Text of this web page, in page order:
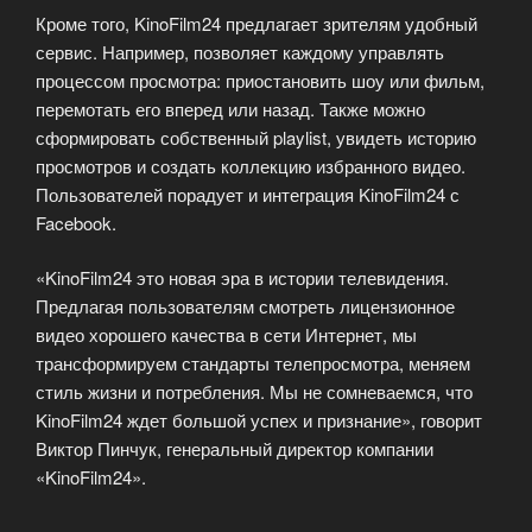
Кроме того, KinoFilm24 предлагает зрителям удобный
сервис. Например, позволяет каждому управлять
процессом просмотра: приостановить шоу или фильм,
перемотать его вперед или назад. Также можно
сформировать собственный playlist, увидеть историю
просмотров и создать коллекцию избранного видео.
Пользователей порадует и интеграция KinoFilm24 с
Facebook.
«KinoFilm24 это новая эра в истории телевидения.
Предлагая пользователям смотреть лицензионное
видео хорошего качества в сети Интернет, мы
трансформируем стандарты телепросмотра, меняем
стиль жизни и потребления. Мы не сомневаемся, что
KinoFilm24 ждет большой успех и признание», говорит
Виктор Пинчук, генеральный директор компании
«KinoFilm24».